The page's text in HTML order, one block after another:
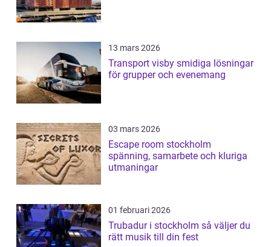
13 mars 2026
Transport visby smidiga lösningar
för grupper och evenemang
03 mars 2026
Escape room stockholm
spänning, samarbete och kluriga
utmaningar
01 februari 2026
Trubadur i stockholm så väljer du
rätt musik till din fest